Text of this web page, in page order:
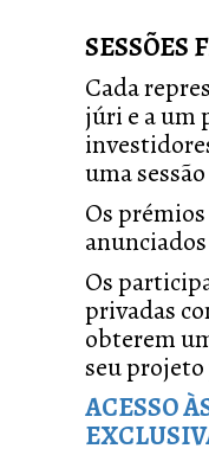
SESSÕES
Cada
júri e a um
uma
Os
Os
privadas
obterem
seu
ACESSO